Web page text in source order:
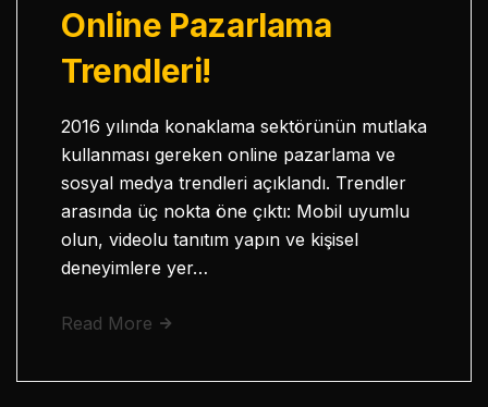
Online Pazarlama
Trendleri!
2016 yılında konaklama sektörünün mutlaka
kullanması gereken online pazarlama ve
sosyal medya trendleri açıklandı. Trendler
arasında üç nokta öne çıktı: Mobil uyumlu
olun, videolu tanıtım yapın ve kişisel
deneyimlere yer…
Read More